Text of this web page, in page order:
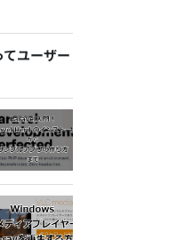
ユーザー